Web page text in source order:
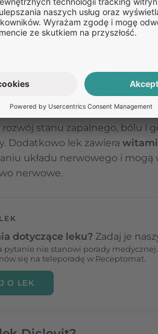
z chorobami
(przewlekłe
zwyrodnieniowa stawów,
jak lumbago, rwa kulszowa czy
niesteroidowych leków
stanu zapalnego, bólu i
Dodatkowo lek zawiera
układu nerwowego i mogą
nerwowe.
dotyczące leku? Zadaj je
pytanie nie stanowi porady
się na teleporadę w Receptomat.
O LEK